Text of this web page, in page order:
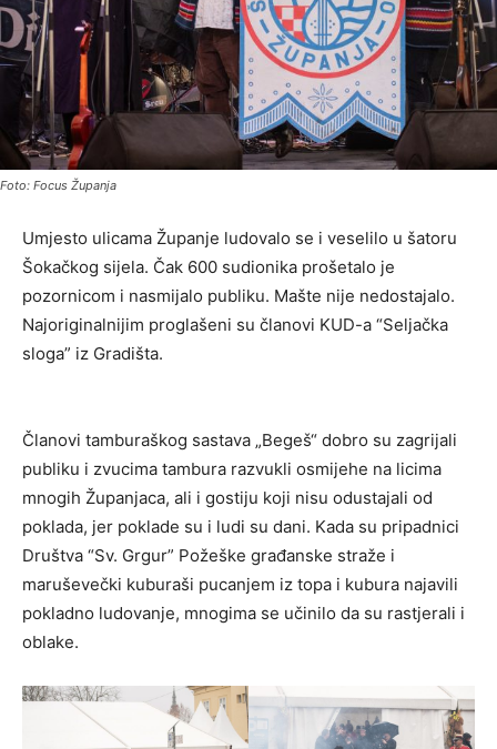
Foto: Focus Županja
Umjesto ulicama Županje ludovalo se i veselilo u šatoru
Šokačkog sijela. Čak 600 sudionika prošetalo je
pozornicom i nasmijalo publiku. Mašte nije nedostajalo.
Najoriginalnijim proglašeni su članovi KUD-a “Seljačka
sloga” iz Gradišta.
Članovi tamburaškog sastava „Begeš“ dobro su zagrijali
publiku i zvucima tambura razvukli osmijehe na licima
mnogih Županjaca, ali i gostiju koji nisu odustajali od
poklada, jer poklade su i ludi su dani. Kada su pripadnici
Društva “Sv. Grgur” Požeške građanske straže i
maruševečki kuburaši pucanjem iz topa i kubura najavili
pokladno ludovanje, mnogima se učinilo da su rastjerali i
oblake.